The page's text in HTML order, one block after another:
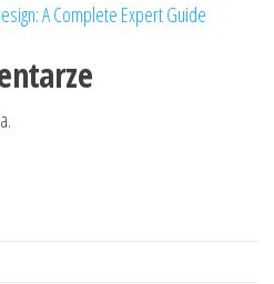
A Complete Expert Guide